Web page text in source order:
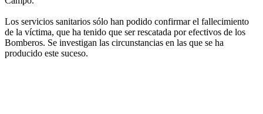
Los servicios sanitarios sólo han podido confirmar el fallecimiento
de la víctima, que ha tenido que ser rescatada por efectivos de los
Bomberos. Se investigan las circunstancias en las que se ha
producido este suceso.